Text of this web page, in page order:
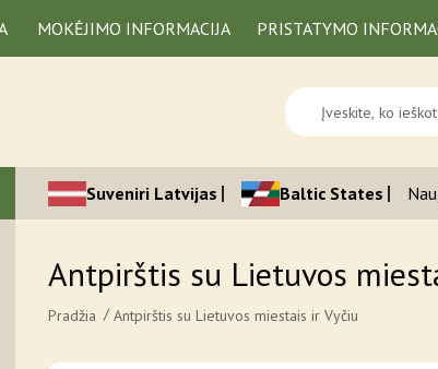
MOKĖJIMO INFORMACIJA PRISTATYMO
Suveniri Latvijas Baltic States
Antpirštis su Lietuvos
Pradžia Antpirštis su Lietuvos miestais ir Vyčiu